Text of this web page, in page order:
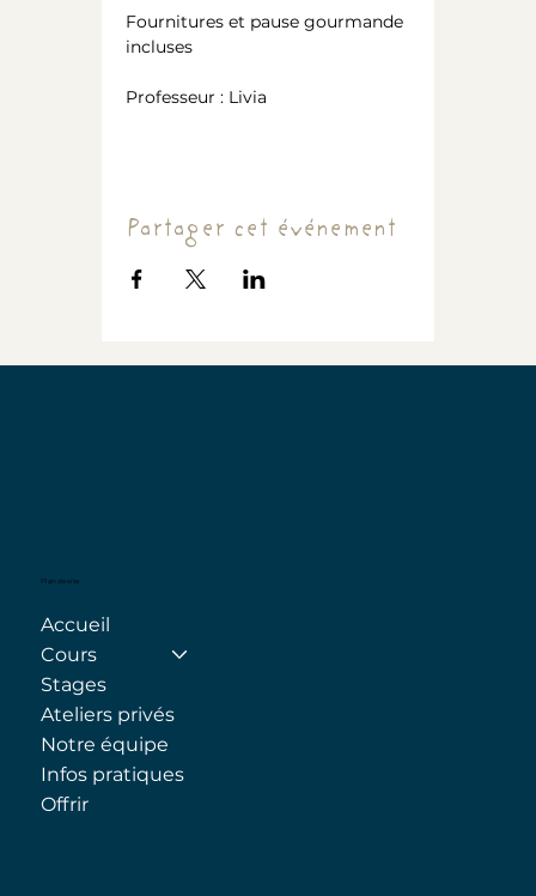
Fournitures et pause gourmande
incluses
Professeur : Livia
Partager cet événement
Plan de site
Accueil
Cours
Stages
Ateliers privés
Notre équipe
Infos pratiques
Offrir